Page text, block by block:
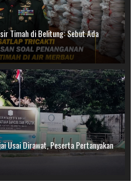
Timah di Belitung: Sebut Ada
Usai Dirawat, Peserta Pertanyakan